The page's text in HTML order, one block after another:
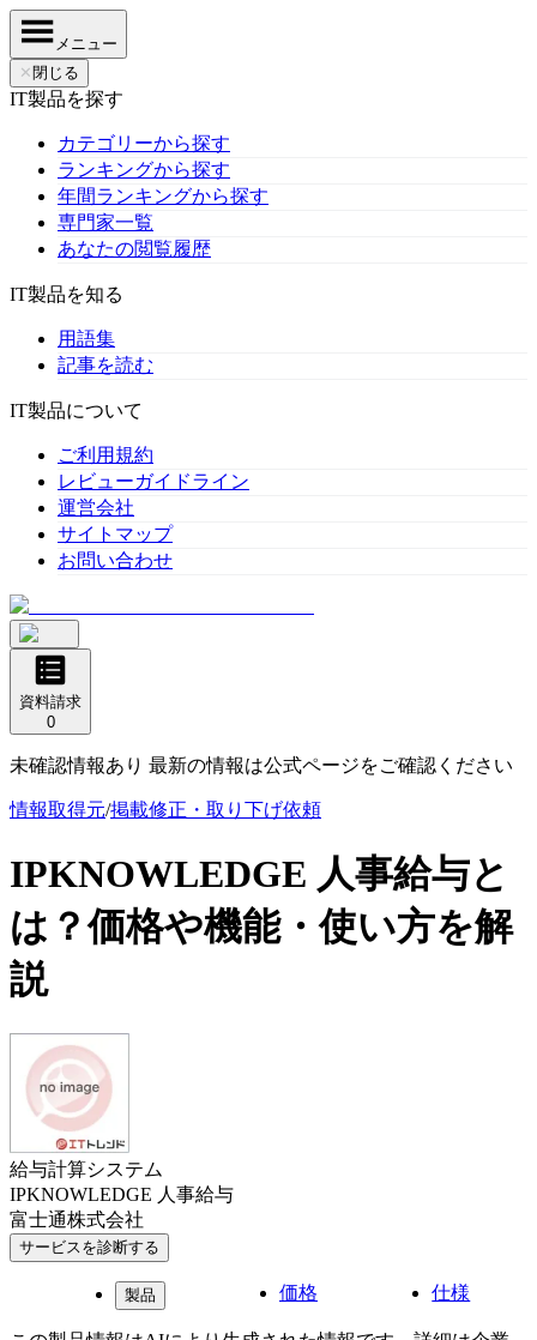
メニュー
✕ 閉じる
IT製品を探す
カテゴリーから探す
ランキングから探す
年間ランキングから探す
専門家一覧
あなたの閲覧履歴
IT製品を知る
用語集
記事を読む
IT製品について
ご利用規約
レビューガイドライン
運営会社
サイトマップ
お問い合わせ
資料請求
0
未確認情報あり 最新の情報は公式ページをご確認ください
情報取得元/掲載修正・取り下げ依頼
IPKNOWLEDGE 人事給与と
は？価格や機能・使い方を解
説
給与計算システム
IPKNOWLEDGE 人事給与
富士通株式会社
サービスを診断する
製品 価格 仕様